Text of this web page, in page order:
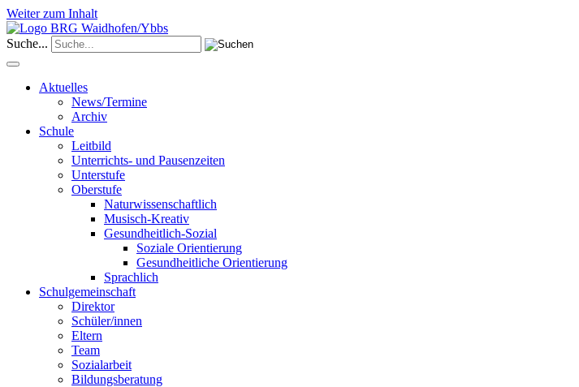
Weiter zum Inhalt
Suche...
Aktuelles
News/Termine
Archiv
Schule
Leitbild
Unterrichts- und Pausenzeiten
Unterstufe
Oberstufe
Naturwissenschaftlich
Musisch-Kreativ
Gesundheitlich-Sozial
Soziale Orientierung
Gesundheitliche Orientierung
Sprachlich
Schulgemeinschaft
Direktor
Schüler/innen
Eltern
Team
Sozialarbeit
Bildungsberatung